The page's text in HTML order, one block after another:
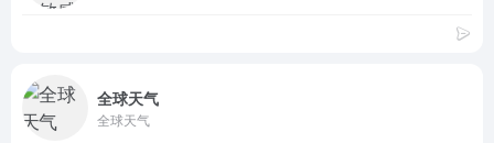
全球天气
全球天气